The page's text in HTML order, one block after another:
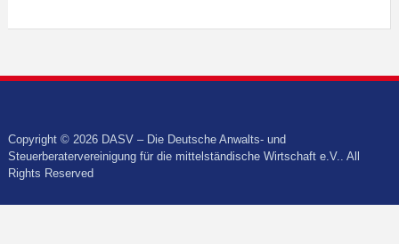
Copyright © 2026 DASV – Die Deutsche Anwalts- und
Steuerberatervereinigung für die mittelständische Wirtschaft e.V.. All
Rights Reserved